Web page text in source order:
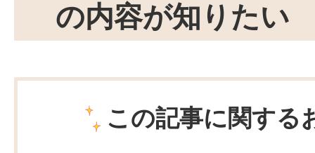
の内容が知りたい
この記事に関する